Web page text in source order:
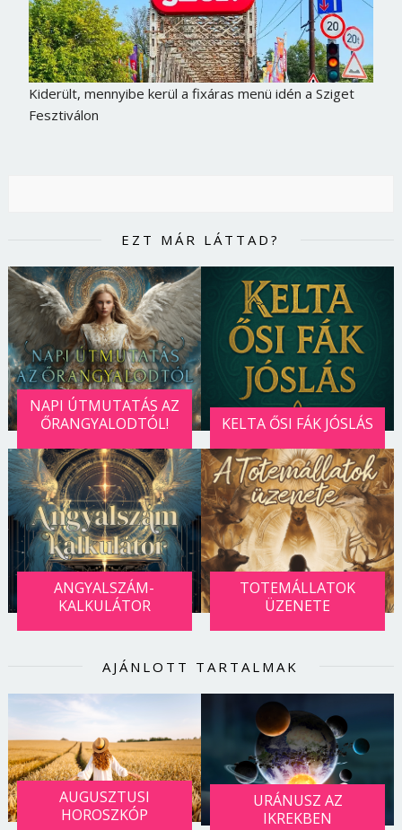
Kiderült, mennyibe kerül a fixáras menü idén a Sziget
Fesztiválon
EZT MÁR LÁTTAD?
NAPI ÚTMUTATÁS AZ
ŐRANGYALODTÓL!
KELTA ŐSI FÁK JÓSLÁS
ANGYALSZÁM-
KALKULÁTOR
TOTEMÁLLATOK
ÜZENETE
AJÁNLOTT TARTALMAK
AUGUSZTUSI
HOROSZKÓP
URÁNUSZ AZ
IKREKBEN